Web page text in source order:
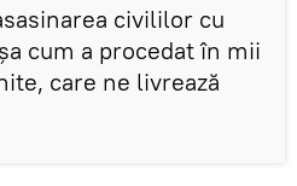
civililor cu
cum a procedat în mii
care ne livrează